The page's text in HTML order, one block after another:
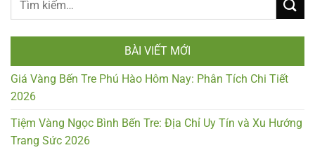
BÀI VIẾT MỚI
Giá Vàng Bến Tre Phú Hào Hôm Nay: Phân Tích Chi Tiết
2026
Tiệm Vàng Ngọc Bình Bến Tre: Địa Chỉ Uy Tín và Xu Hướng
Trang Sức 2026